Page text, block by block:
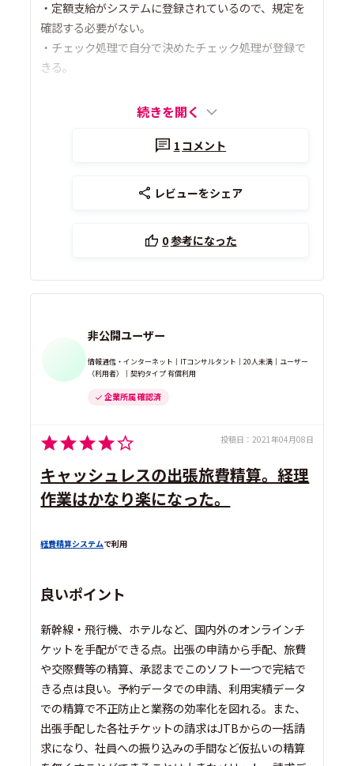
・定額支給がシステムに登録されているので、規定を
確認する必要がない。
・チェック処理で自分で決めたチェック処理が登録で
きる。
続きを開く
1 コメント
レビューをシェア
0参考になった
非公開ユーザー
情報通信・インターネット｜ITコンサルタント｜20人未満｜ユーザー
（利用者）｜契約タイプ 有償利用
企業所属 確認済
投稿日： 2021年04月08日
キャッシュレスの出張旅費精算。経理
作業はかなり楽になった。
経費精算システムで利用
良いポイント
新幹線・飛行機、ホテルなど、国内外のオンラインチ
ケットを手配ができる点。出張の申請から手配、旅費
や交際費等の精算、承認までこのソフト一つで完結で
きる点は良い。予約データでの申請、利用実績データ
での精算で不正防止と業務の効率化を図れる。また、
出張手配した各社チケットの請求はJTBからの一括請
求になり、社員への振り込みの手間など仮払いの精算